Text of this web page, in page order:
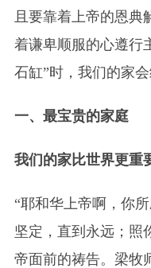
且要靠着上帝的恩典
着谦卑顺服的心遵行
石缸”时，我们的家会
一、最宝贵的家庭
我们的家比世界更重
“耶和华上帝啊，你
坚定，直到永远；照
帝面前的祷告。梁牧